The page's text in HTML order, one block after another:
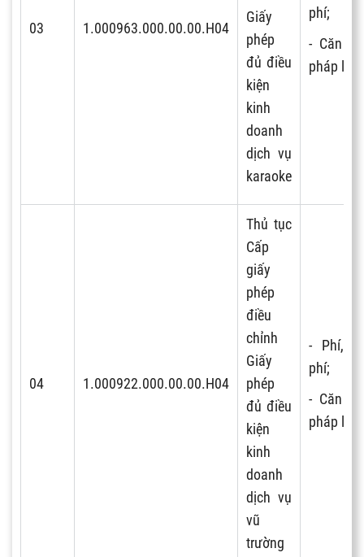
03 1.000963.000.00.00.H04
Giấy
phép
đủ điều
kiện
kinh
doanh
dịch vụ
karaoke
phí;
- Căn cứ
pháp lý.
04 1.000922.000.00.00.H04
Thủ tục
Cấp
giấy
phép
điều
chỉnh
Giấy
phép
đủ điều
kiện
kinh
doanh
dịch vụ
vũ
trường
- Phí, lệ
phí;
- Căn cứ
pháp lý.